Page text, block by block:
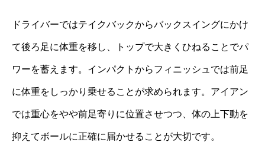
ドライバーではテイクバックからバックスイングにかけ
て後ろ足に体重を移し、トップで大きくひねることでパ
ワーを蓄えます。インパクトからフィニッシュでは前足
に体重をしっかり乗せることが求められます。アイアン
では重心をやや前足寄りに位置させつつ、体の上下動を
抑えてボールに正確に届かせることが大切です。